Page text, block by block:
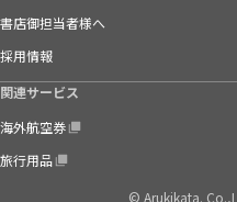
書店御担当者様へ
採用情報
関連サービス
海外航空券
旅行用品
© Arukikata.